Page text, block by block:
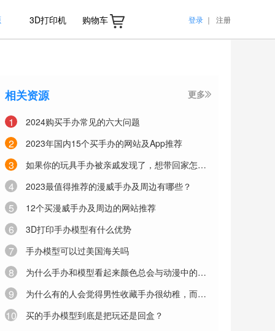
3D打印机 购物车 登录 ｜ 注册
相关资源 更多
1 2024购买手办常见的六大问题
2 2023年国内15个买手办的网站及App推荐
3 如果你的玩具手办被亲戚发现了，想带回家怎么办
4 2023最值得推荐的漫威手办及周边有哪些？
5 12个买漫威手办及周边的网站推荐
6 3D打印手办模型有什么优势
7 手办模型可以过美国海关吗
8 为什么手办和模型看起来颜色总会与动漫中的有些不一样
9 为什么有的人会觉得男性收藏手办很幼稚，而且会觉得很变态
10 买的手办模型到底是把玩还是回盒？